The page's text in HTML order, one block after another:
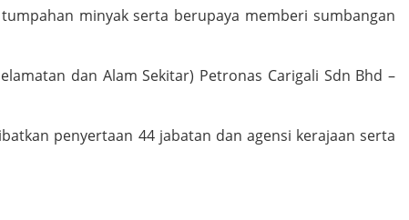
minyak serta berupaya memberi sumbangan
dan Alam Sekitar) Petronas Carigali Sdn Bhd –
penyertaan 44 jabatan dan agensi kerajaan serta